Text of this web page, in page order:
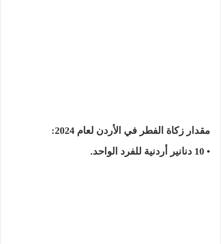
مقدار زكاة الفطر في الأردن لعام 2024:
• 10 دنانير أردنية للفرد الواحد.